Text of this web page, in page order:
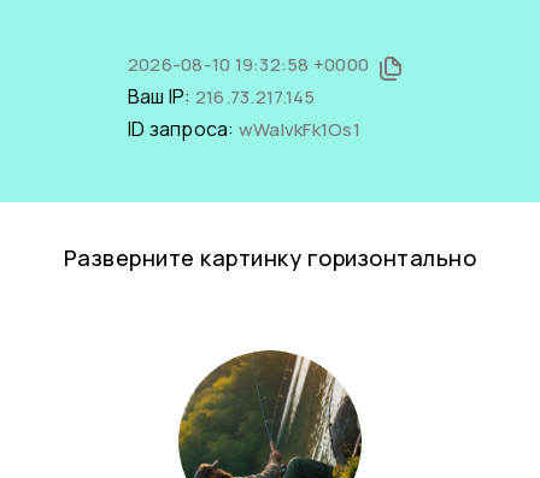
2026-08-10 19:32:58 +0000
Ваш IP: 216.73.217.145
ID запроса: wWaIvkFk1Os1
Разверните картинку горизонтально